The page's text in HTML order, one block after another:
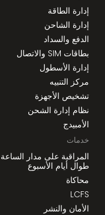
إدارة الطاقة
إدارة الشاحن
الدفع والسداد
بطاقات SIM والاتصال
إدارة الأسطول
مركز التنبيه
تشخيص الأجهزة
نظام إدارة الشحن
الأمبيدج
خدمات
المراقبة على مدار الساعة
طوال أيام الأسبوع
محاكاة
LCFS
الأمان والنشر